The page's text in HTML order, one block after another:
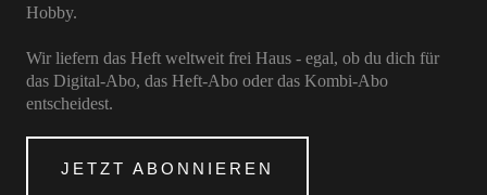
Hobby.
Wir liefern das Heft weltweit frei Haus - egal, ob du dich für
das Digital-Abo, das Heft-Abo oder das Kombi-Abo
entscheidest.
JETZT ABONNIEREN